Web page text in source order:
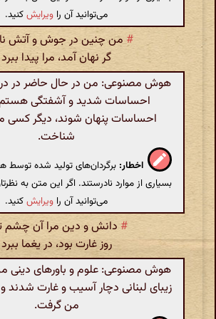
می‌توانید آن را ویرایشکنید.
#من چنین در جوش و آتش
گر نهان آمد، مرا پیدا ببرد
هوش مصنوعی: من در حال حاضر در
احساسات شدید و آشفتگی
احساسات پنهان شوند، دیگر کسی
شناخت.
اخطار: برگردان‌های تولید شده
بسیاری از موارد نادرستند. اگر این متن به
می‌توانید آن را ویرایشکنید.
# دانش و دین مرا آن چشم
روز غارت بود، در یغما ببرد
هوش مصنوعی: علوم و باورهای دینی
زیبای لبنانی دچار آسیب و غارت شدند
من گرفت.